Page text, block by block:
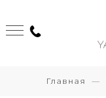
Главная